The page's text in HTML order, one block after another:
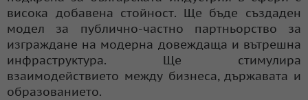
висока добавена стойност. Ще бъде създаден
модел за публично-частно партньорство за
изграждане на модерна довеждаща и вътрешна
инфраструктура. Ще стимулира
взаимодействието между бизнеса, държавата и
образованието.